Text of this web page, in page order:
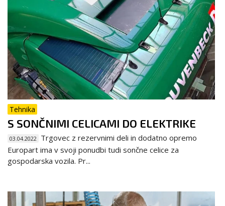
Tehnika
S SONČNIMI CELICAMI DO ELEKTRIKE
03.04.2022 Trgovec z rezervnimi deli in dodatno opremo
Europart ima v svoji ponudbi tudi sončne celice za
gospodarska vozila. Pr...